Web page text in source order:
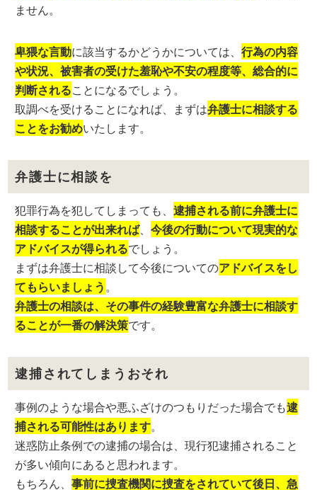
ません。
卑猥な言動に該当するかどうかについては、行為の内容
や状況、被害者の受けた羞恥や不安の程度等、総合的に
判断されることになるでしょう。
取調べを受けることになれば、まずは弁護士に相談する
ことをお勧めいたします。
弁護士に相談を
犯罪行為を犯してしまっても、逮捕される前に弁護士に
相談することが出来れば、今後の行動について現実的な
アドバイスが得られるでしょう。
まずは弁護士に相談して今後についてのアドバイスをし
てもらいましょう。
弁護士の相談は、その事件の経験豊富な弁護士に相談す
ることが一番の解決策です。
逮捕されてしまうおそれ
事例のような場合や悪ふざけのつもりだった場合でも逮
捕される可能性はあります。
迷惑防止条例での逮捕の場合は、現行犯逮捕されること
が多い傾向にあると思われます。
もちろん、事前に捜査機関に捜査をされていて後日、急